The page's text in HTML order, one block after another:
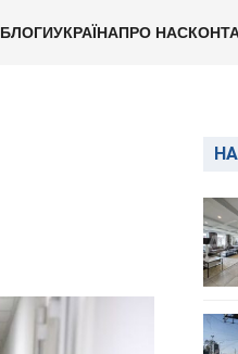
БЛОГИУКРАЇНАПРО НАС